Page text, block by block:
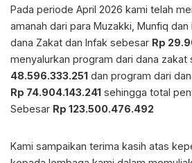
Pada periode April 2026 kami telah
amanah dari para Muzakki, Munfiq
dana Zakat dan Infak sebesar Rp
menyalurkan program dari dana zakat
48.596.333.251 dan program dari
Rp 74.904.143.241 sehingga total
Sebesar Rp 123.500.476.492
Kami sampaikan terima kasih atas